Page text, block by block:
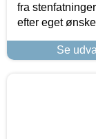
fra
efter eget
Se